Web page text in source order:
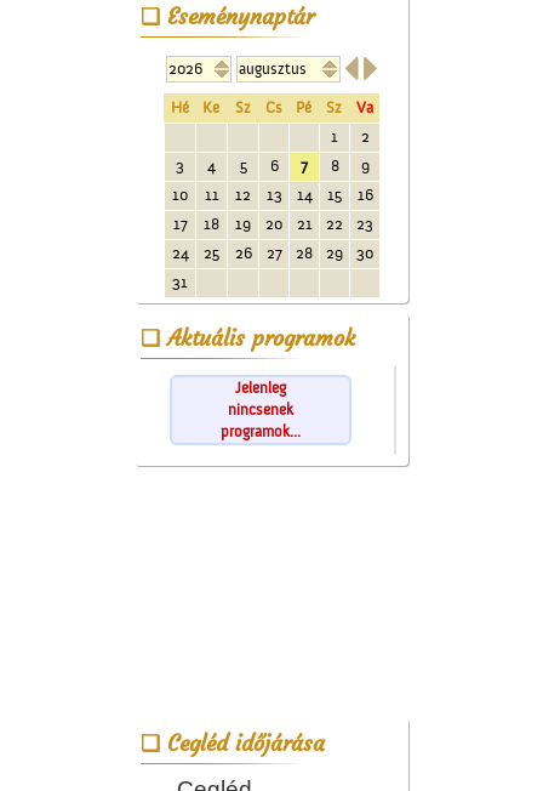
Eseménynaptár

Hé Ke Sz Cs Pé Sz
Va
1
2
3
4 5 6 7 8
9
10
11 12 13 14 15
16
17
18 19 20 21 22
23
24
25 26 27 28 29
30
31
Aktuális programok
Jelenleg
nincsenek
programok...
Cegléd időjárása